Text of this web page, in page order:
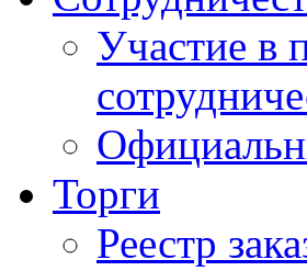
Участие в
Торги
Реестр